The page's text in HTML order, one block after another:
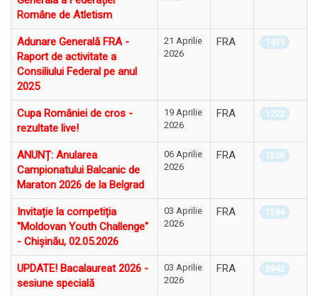
Române de Atletism
Adunare Generală FRA -
Raport de activitate a
Consiliului Federal pe anul
2025
21 Aprilie
2026
FRA 1431
Cupa României de cros -
rezultate live!
19 Aprilie
2026
FRA 1722
ANUNȚ: Anularea
Campionatului Balcanic de
Maraton 2026 de la Belgrad
06 Aprilie
2026
FRA 1356
Invitație la competiția
"Moldovan Youth Challenge"
- Chișinău, 02.05.2026
03 Aprilie
2026
FRA 1294
UPDATE! Bacalaureat 2026 -
sesiune specială
03 Aprilie
2026
FRA 5943